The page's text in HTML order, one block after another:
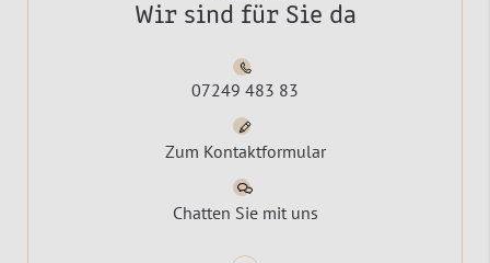
Wir sind für Sie da
07249 483 83
Zum Kontaktformular
Chatten Sie mit uns